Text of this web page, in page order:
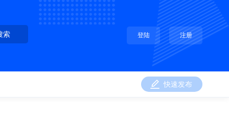
索 登陆 注册
快速发布